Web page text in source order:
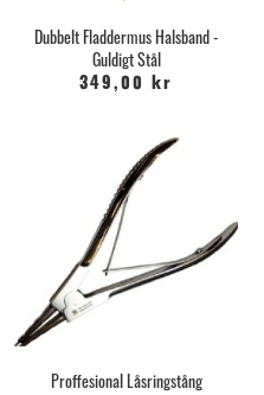
Dubbelt Fladdermus Halsband -
Guldigt Stål
349,00 kr
Proffesional Låsringstång